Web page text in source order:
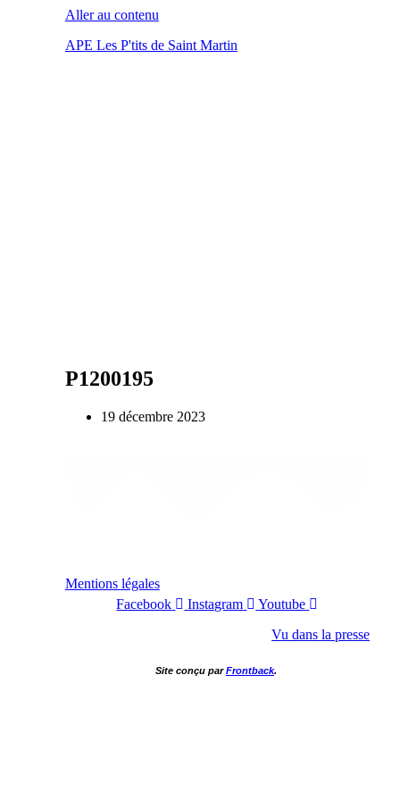
Aller au contenu
APE Les P'tits de Saint Martin
P1200195
19 décembre 2023
Mentions légales
Facebook
Instagram
Youtube
Vu dans la presse
Site conçu parFrontback.